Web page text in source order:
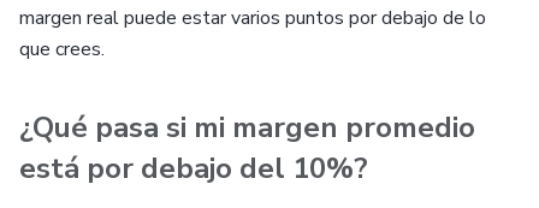
margen real puede estar varios puntos por debajo de lo
que crees.
¿Qué pasa si mi margen promedio
está por debajo del 10%?